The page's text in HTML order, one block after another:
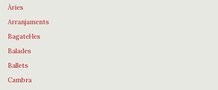
Àries
Arranjaments
Bagatel·les
Balades
Ballets
Cambra